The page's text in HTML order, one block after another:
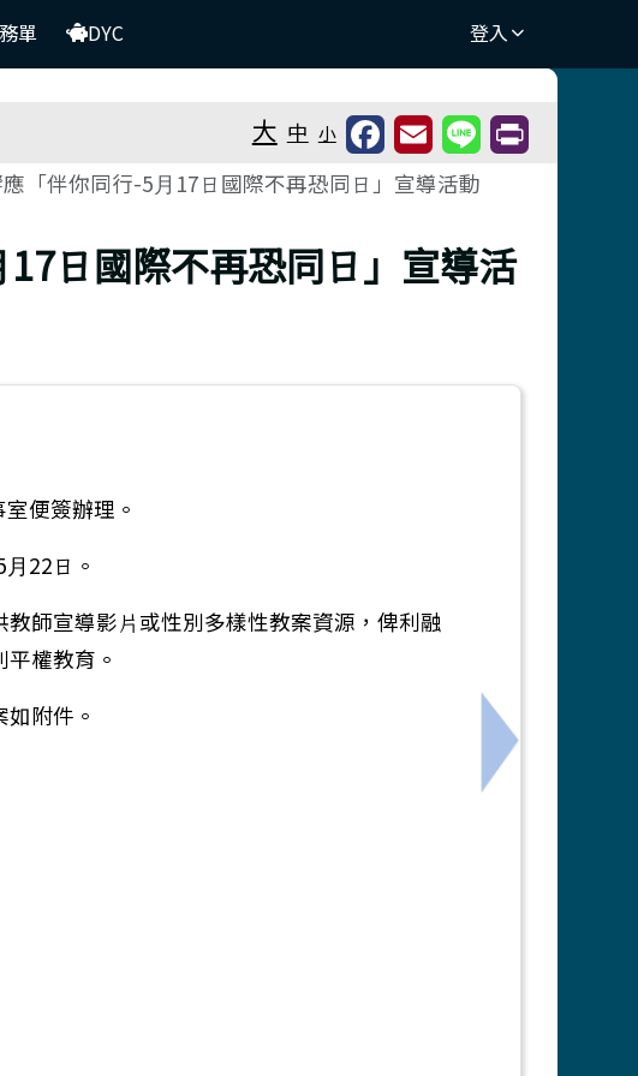
單 DYC 登入
⏸
大 中 小
「伴你同⾏-5⽉17⽇國際不再恐同⽇」宣導活動
⽇國際不再恐同⽇」宣導活
常⽇系列牌卡」⼯作坊，請各校教師踴躍參與。
室便簽辦理。
⽉22⽇。
師宣導影⽚或性別多樣性教案資源，俾利融
平權教育。
附件。
下一筆：轉知